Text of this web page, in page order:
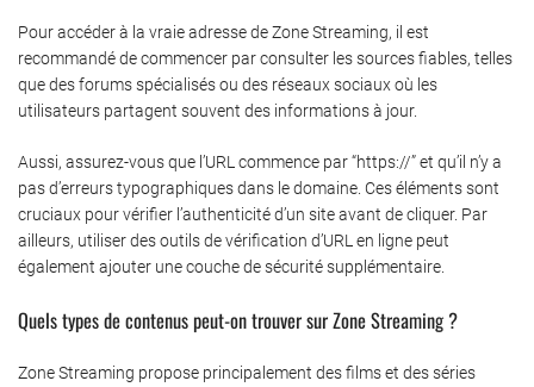
Pour accéder à la vraie adresse de Zone Streaming, il est
recommandé de commencer par consulter les sources fiables, telles
que des forums spécialisés ou des réseaux sociaux où les
utilisateurs partagent souvent des informations à jour.
Aussi, assurez-vous que l’URL commence par “https://” et qu’il n’y a
pas d’erreurs typographiques dans le domaine. Ces éléments sont
cruciaux pour vérifier l’authenticité d’un site avant de cliquer. Par
ailleurs, utiliser des outils de vérification d’URL en ligne peut
également ajouter une couche de sécurité supplémentaire.
Quels types de contenus peut-on trouver sur Zone Streaming ?
Zone Streaming propose principalement des films et des séries